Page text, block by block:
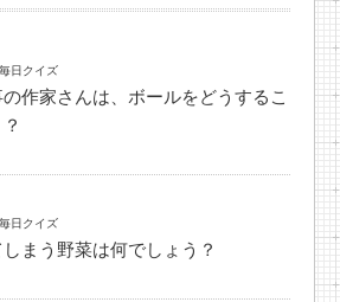
日クイズ
作家さんは、ボールをどうするこ
日クイズ
まう野菜は何でしょう？